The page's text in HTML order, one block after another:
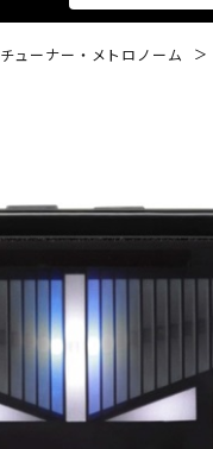
電子ピアノ
DTM
チューナー・メトロノーム